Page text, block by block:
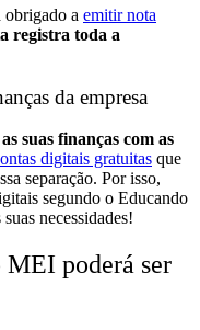
obrigado a emitir nota
registra toda a
da empresa
suas finanças com as
digitais gratuitas que
separação. Por isso,
segundo o Educando
necessidades!
poderá ser